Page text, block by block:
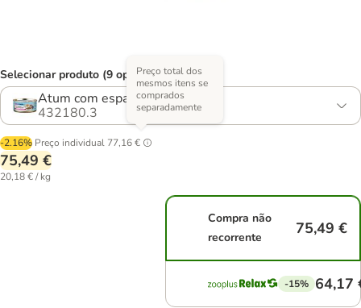
Selecionar produto (9 opções)
Atum com espadilha
432180.3
-2.16% Preço individual 77,16 €
Preço total dos
mesmos itens se
comprados
separadamente
75,49 €
20,18 € / kg
Compra não
recorrente
75,49 €
-15% 64,17